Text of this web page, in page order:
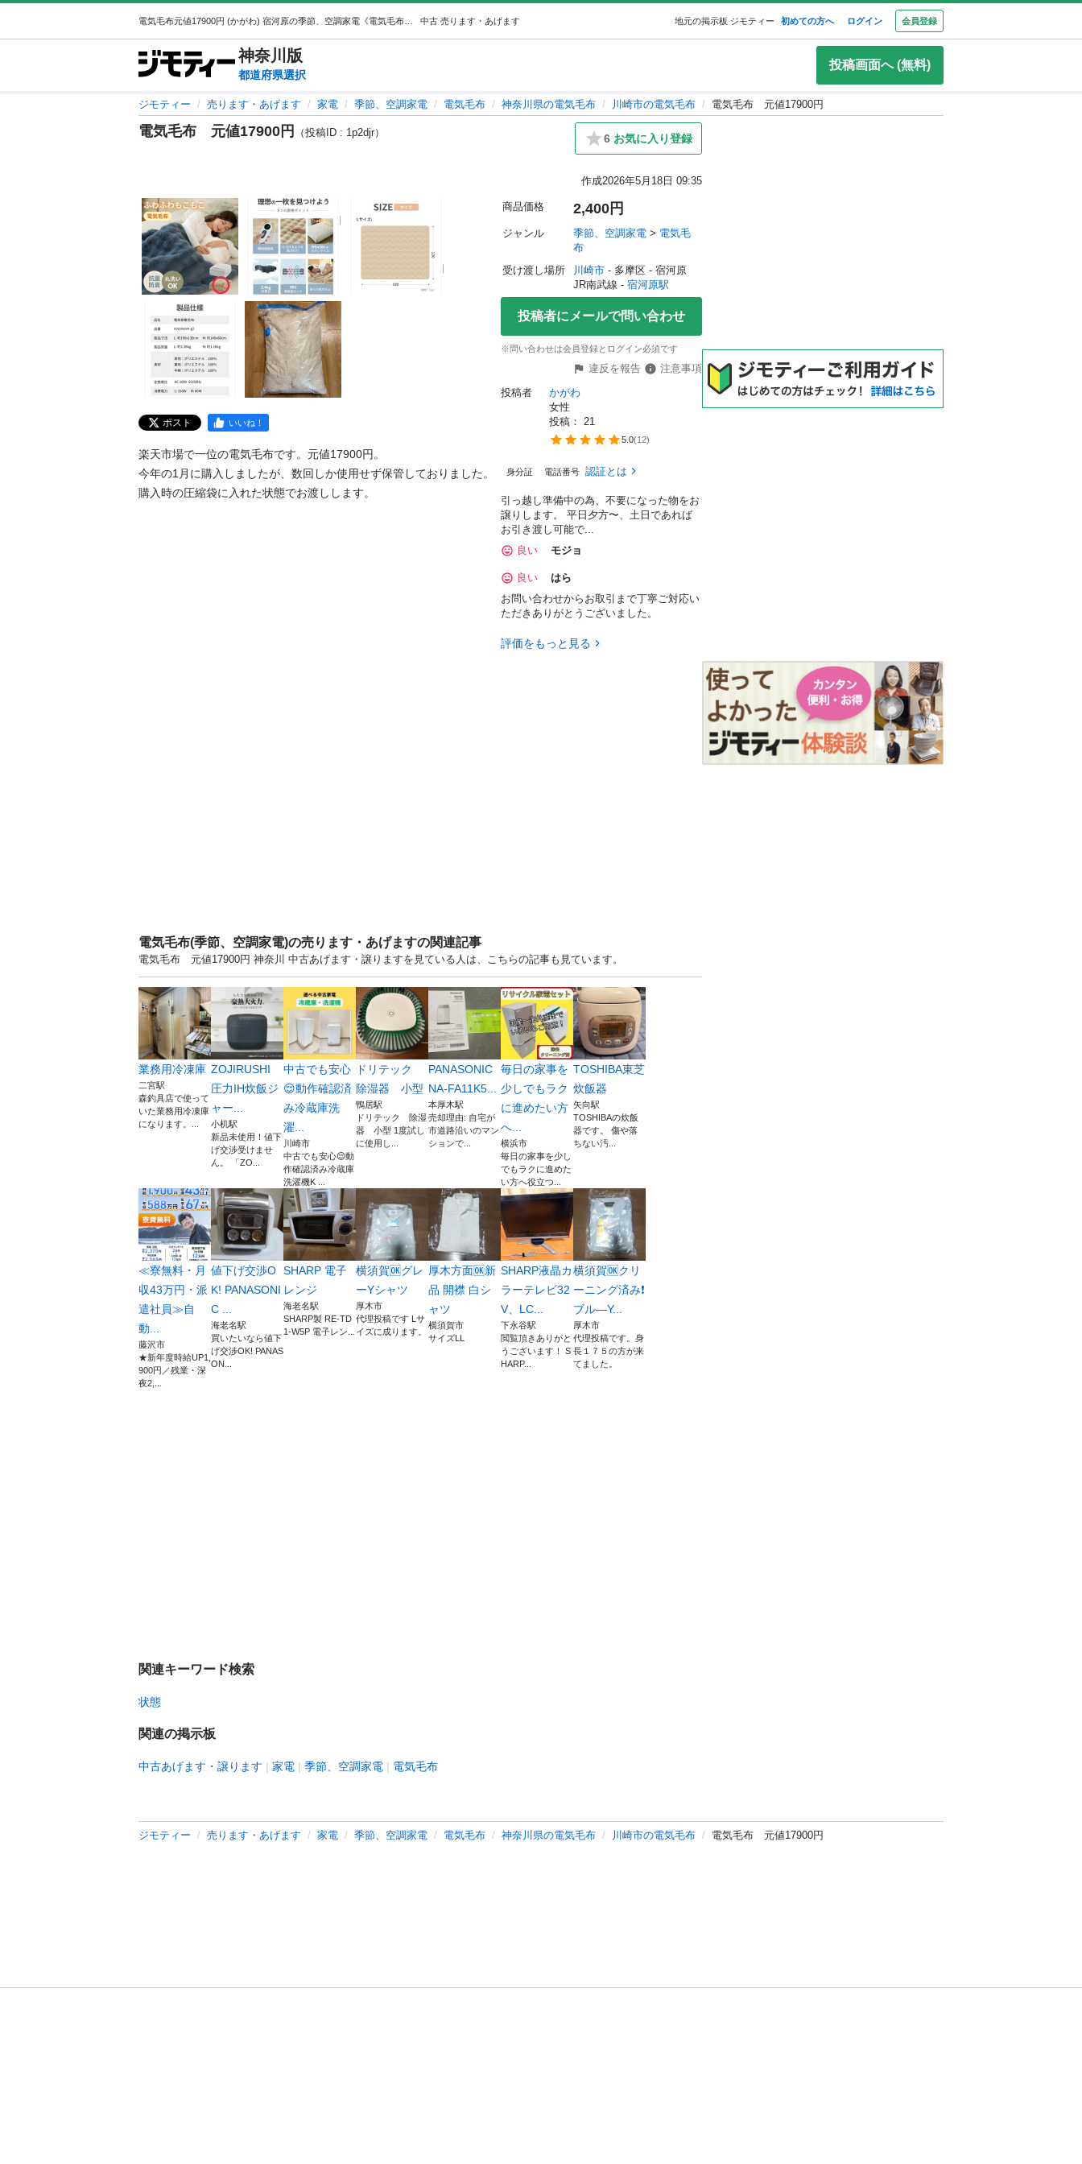
中古 売ります・あげます 地元の掲示板 ジモティー 初めての方へ ログイン 会員登録
神奈川 版
都道府県選択
投稿画面へ (無料)
ジモティー 売ります・あげます 家電 季節、空調家電 電気毛布 神奈川県の電気毛布 川崎市の電気毛布 電気毛布 元値17900円
電気毛布 元値17900円 （投稿ID : 1p2djr） 6 お気に入り登録
作成2026年5月18日 09:35
ポスト いいね！
楽天市場で一位の電気毛布です。元値17900円。
今年の1月に購入しましたが、数回しか使用せず保管しておりました。
購入時の圧縮袋に入れた状態でお渡しします。
商品価格 2,400円
ジャンル 季節、空調家電 > 電気毛
布
受け渡し場所
川崎市 - 多摩区 - 宿河原
JR南武線 - 宿河原駅
投稿者にメールで問い合わせ
※問い合わせは会員登録とログイン必須です
違反を報告
注意事項
投稿者
かがわ
女性
投稿： 21
5.0(12)
身分証 電話番号 認証とは
引っ越し準備中の為、不要になった物をお
譲りします。 平日夕方〜、土日であれば
お引き渡し可能で...
良い
モジョ
良い
はら
お問い合わせからお取引まで丁寧ご対応い
ただきありがとうございました。
評価をもっと見る
電気毛布(季節、空調家電)の売ります・あげますの関連記事
電気毛布 元値17900円 神奈川 中古あげます・譲りますを見ている人は、こちらの記事も見ています。
業務用冷凍庫
二宮駅
森釣具店で使って
いた業務用冷凍庫
になります。...
ZOJIRUSHI
圧力IH炊飯ジ
ャー...
小机駅
新品未使用！値下
げ交渉受けませ
ん。 「ZO...
中古でも安心
😌動作確認済
み冷蔵庫洗
濯...
川崎市
中古でも安心😌動
作確認済み冷蔵庫
洗濯機K ...
ドリテック
除湿器 小型
鴨居駅
ドリテック 除湿
器 小型 1度試し
に使用し...
PANASONIC
NA-FA11K5...
本厚木駅
売却理由: 自宅が
市道路沿いのマン
ションで...
毎日の家事を
少しでもラク
に進めたい方
へ...
横浜市
毎日の家事を少し
でもラクに進めた
い方へ役立つ...
TOSHIBA東芝
炊飯器
矢向駅
TOSHIBAの炊飯
器です。 傷や落
ちない汚...
≪寮無料・月
収43万円・派
遣社員≫自
動...
藤沢市
★新年度時給UP1,
900円／残業・深
夜2,...
値下げ交渉O
K! PANASONI
C ...
海老名駅
買いたいなら値下
げ交渉OK! PANAS
ON...
SHARP 電子
レンジ
海老名駅
SHARP製 RE-TD
1-W5P 電子レン...
横須賀🆗グレ
ーYシャツ
厚木市
代理投稿です Lサ
イズに成ります。
厚木方面🆗新
品 開襟 白シ
ャツ
横須賀市
サイズLL
SHARP液晶カ
ラーテレビ32
V、LC...
下永谷駅
閲覧頂きありがと
うございます！ S
HARP...
横須賀🆗クリ
ーニング済み❗️
ブル―Y...
厚木市
代理投稿です。身
長１７５の方が来
てました。
関連キーワード検索
状態
関連の掲示板
中古あげます・譲ります 家電 季節、空調家電 電気毛布
ジモティー 売ります・あげます 家電 季節、空調家電 電気毛布 神奈川県の電気毛布 川崎市の電気毛布 電気毛布 元値17900円